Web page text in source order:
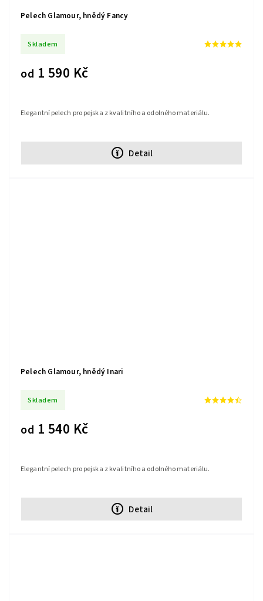
Pelech Glamour, hnědý Fancy
Skladem
od 1 590 Kč
Detail
Elegantní pelech pro pejska z kvalitního a odolného materiálu.
Pelech Glamour, hnědý Inari
Skladem
od 1 540 Kč
Detail
Elegantní pelech pro pejska z kvalitního a odolného materiálu.